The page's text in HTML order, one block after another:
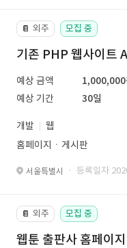
📔 외주 모집 중
기존 PHP 웹사이트
예상 금액
1,000,000
예상 기간
30일
개발
웹
홈페이지ㆍ게시판
서울특별시 · 등록일자
📔 외주 모집 중
웹툰 출판사 홈페이